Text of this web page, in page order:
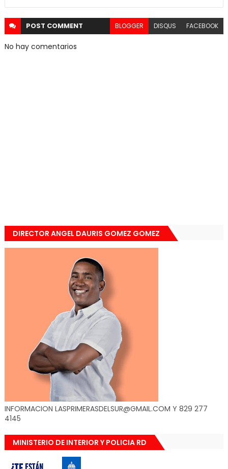
POST COMMENT BLOGGER DISQUS FACEBOOK
No hay comentarios
DIRECTOR ANGEL DAURIS GOMEZ GOMEZ
INFORMACION LASPRIMERASDELSUR@GMAIL.COM Y 829 277
4145
MINISTERIO DE INTERIOR Y POLICIA RD